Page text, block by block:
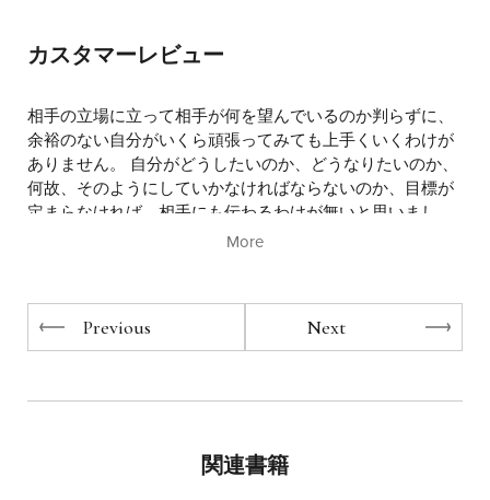
ではないでしょうか。共生とはいうまでもなく国境を越え
て他者とともにいきることであり、よりよい人間関係の中
未来学者のジョン・ネイスビットが予言した通り、21世
紀は「ハイテク」が進めば進むほど、ますます「ハイタッ
チ」（人なつっこく、思いやりを持ち、やさしい）社会に
なっていこうとしています。人間関係はこの飛び交う世界
規模の情報化社会で、さらに濃度を増しつつあるわけで
そして、その人間関係については、アメリカの世界的に
著名な精神科医ウイリアム・グラッサー博士が次のように
述べておられます。
の人に関心をもち、思っている。また、誰かが私を愛して
頼が殺到。ユーモアあふれる語り口でネットワークビジネ
の「思考は現実化する」を起点に、自己啓発、能力開発を
手掛け、ネットワークビジネスに必要な人格形成のトレー
ナーとしても活躍中。高校時代は全国大会にも出場した極
真空手の有段者というスポーツマン。ユニークな人柄で、
カスタマーレビュー
相手の立場に立って相手が何を望んでいるのか判らずに、
余裕のない自分がいくら頑張ってみても上手くいくわけが
ありません。 自分がどうしたいのか、どうなりたいのか、
何故、そのようにしていかなければならないのか、目標が
定まらなければ、相手にも伝わるわけが無いと思いまし
た。組織を育てる前に、まずは、自分を育てようと思いま
とても参考になる本でした。 もっとリーダーになるための
ようにするのか具体的で すごく分かりやすかった！ありが
More
Previous Next
関連書籍